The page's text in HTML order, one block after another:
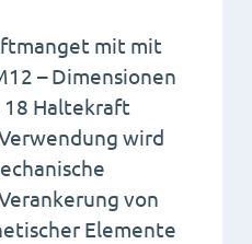
mit mit
– Dimensionen
18 Haltekraft
wird
von
Elemente